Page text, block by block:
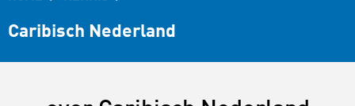
Caribisch Nederland